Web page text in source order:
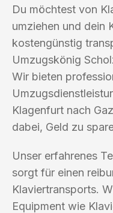
Du möchtest von
umziehen und dein
kostengünstig
Umzugskönig
Wir bieten
Klagenfurt nach
dabei, Geld zu
Unser erfahrenes
sorgt für einen
Klaviertransports.
Equipment wie